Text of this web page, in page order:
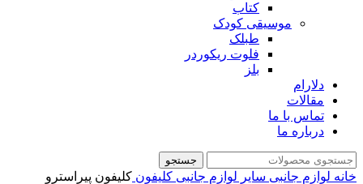
کتاب
موسیقی کودک
طبلک
فلوت ریکوردر
بلز
دلارام
مقالات
تماس با ما
درباره ما
جستجو
خانه لوازم جانبی سایر لوازم جانبی کلیفون کلیفون پیراسترو